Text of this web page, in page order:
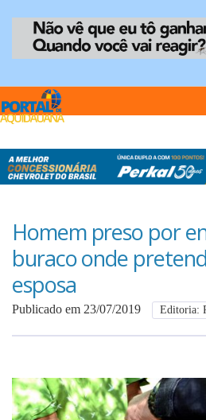
Home
Anuncie
Anuncie
Homem preso por
buraco onde
esposa
Publicado em 23/07/2019 Editoria: